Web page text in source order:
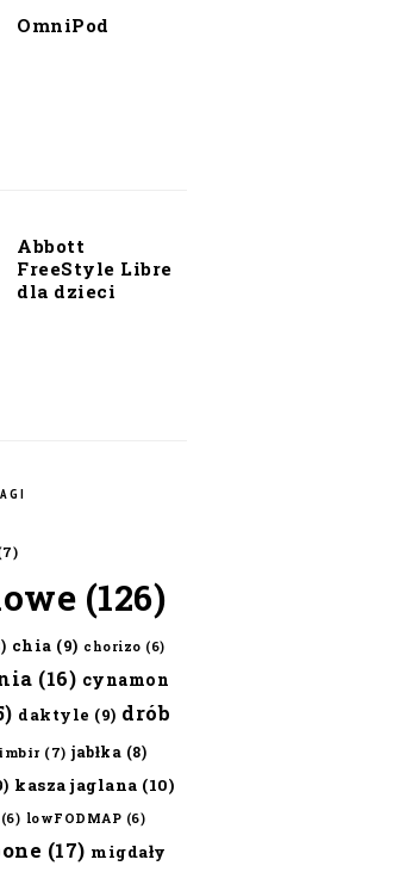
OmniPod
Abbott
FreeStyle Libre
dla dzieci
(126)
chia (9) chorizo (6)
(16) cynamon
daktyle (9) drób
imbir (7) jabłka (8)
kasza jaglana (10)
(6) lowFODMAP (6)
(17) migdały